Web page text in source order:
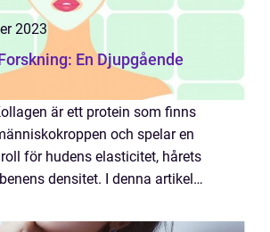
2023
En Djupgående
är ett protein som finns
och spelar en
för hudens elasticitet, hårets
densitet. I denna artikel
utforska dess olika ...